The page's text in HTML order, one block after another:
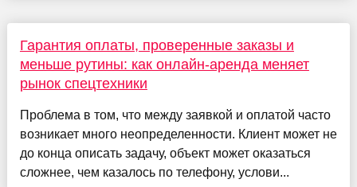
Гарантия оплаты, проверенные заказы и
меньше рутины: как онлайн-аренда меняет
рынок спецтехники
Проблема в том, что между заявкой и оплатой часто
возникает много неопределенности. Клиент может не
до конца описать задачу, объект может оказаться
сложнее, чем казалось по телефону, услови...